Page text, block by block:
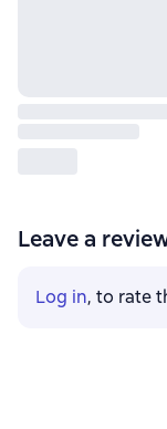
Leave a
Log in, to rate